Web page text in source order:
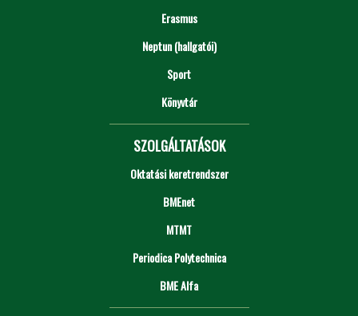
Erasmus
Neptun (hallgatói)
Sport
Könyvtár
SZOLGÁLTATÁSOK
Oktatási keretrendszer
BMEnet
MTMT
Periodica Polytechnica
BME Alfa